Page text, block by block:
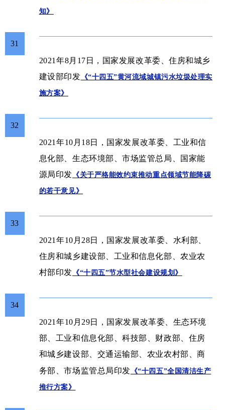
知》
31
2021年8月17日，国家发展改革委、住房和城乡
建设部印发 《“十四五”黄河流域城镇污水垃圾处理实
施方案》
32
2021年10月18日，国家发展改革委、工业和信
息化部、生态环境部、市场监管总局、国家能
源局印发 《关于严格能效约束推动重点领域节能降碳
的若干意见》
33
2021年10月28日，国家发展改革委、水利部、
住房和城乡建设部、工业和信息化部、农业农
村部印发 《“十四五”节水型社会建设规划》
34
2021年10月29日，国家发展改革委、生态环境
部、工业和信息化部、科技部、财政部、住房
和城乡建设部、交通运输部、农业农村部、商
务部、市场监管总局印发 《“十四五”全国清洁生产
推行方案》